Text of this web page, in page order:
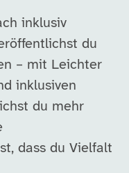
inklusiv
du
– mit Leichter
inklusiven
du mehr
dass du Vielfalt